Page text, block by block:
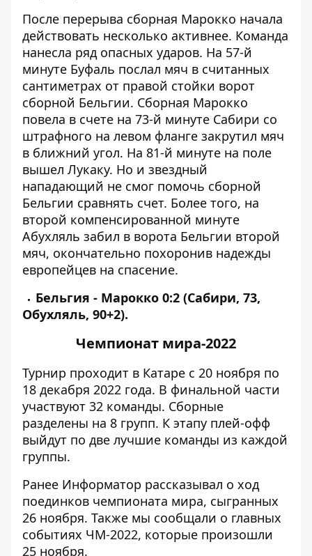
После перерыва сборная Марокко начала
действовать несколько активнее. Команда
нанесла ряд опасных ударов. На 57-й
минуте Буфаль послал мяч в считанных
сантиметрах от правой стойки ворот
сборной Бельгии. Сборная Марокко
повела в счете на 73-й минуте Сабири со
штрафного на левом фланге закрутил мяч
в ближний угол. На 81-й минуте на поле
вышел Лукаку. Но и звездный
нападающий не смог помочь сборной
Бельгии сравнять счет. Более того, на
второй компенсированной минуте
Абухляль забил в ворота Бельгии второй
мяч, окончательно похоронив надежды
европейцев на спасение.
Бельгия - Марокко 0:2 (Сабири, 73,
Обухляль, 90+2).
Чемпионат мира-2022
Турнир проходит в Катаре с 20 ноября по
18 декабря 2022 года. В финальной части
участвуют 32 команды. Сборные
разделены на 8 групп. К этапу плей-офф
выйдут по две лучшие команды из каждой
группы.
Ранее Информатор рассказывал о ход
поединков чемпионата мира, сыгранных
26 ноября. Также мы сообщали о главных
событиях ЧМ-2022, которые произошли
25 ноября.